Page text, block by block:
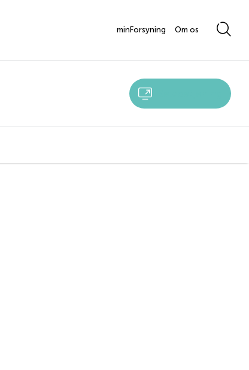
minForsyning Om os